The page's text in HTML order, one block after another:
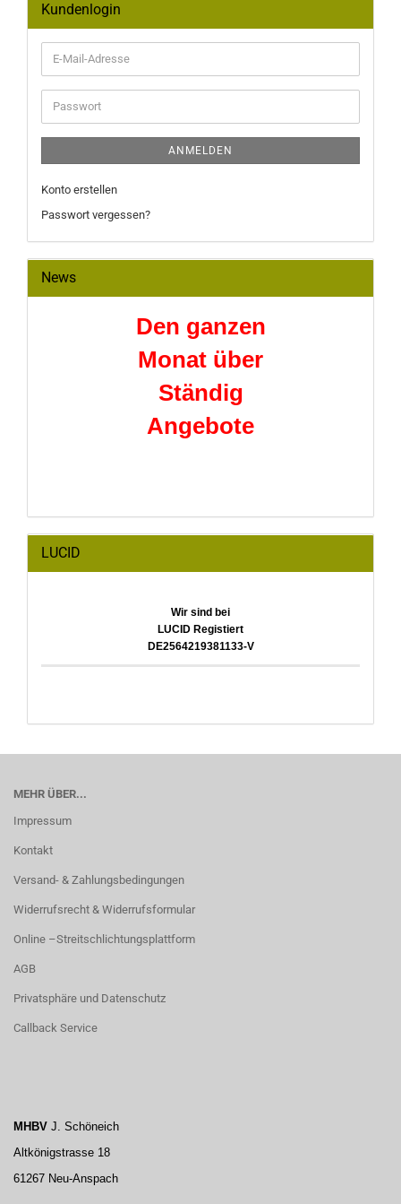
Kundenlogin
E-
Mail-
Adresse
Passwort
ANMELDEN
Konto erstellen
Passwort vergessen?
News
Den ganzen
Monat über
Ständig
Angebote
LUCID
Wir sind bei
LUCID Registiert
DE2564219381133-V
MEHR ÜBER...
Impressum
Kontakt
Versand- & Zahlungsbedingungen
Widerrufsrecht & Widerrufsformular
Online –Streitschlichtungsplattform
AGB
Privatsphäre und Datenschutz
Callback Service
MHBV J. Schöneich
Altkönigstrasse 18
61267 Neu-Anspach